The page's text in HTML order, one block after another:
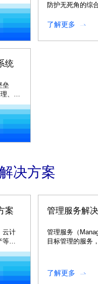
防护无死角的综
了解更多
统
垒
、授
计
系
决方案
案
云计
等前
数字
管理服务解
管理服务（
目标管理的服务
了解更多